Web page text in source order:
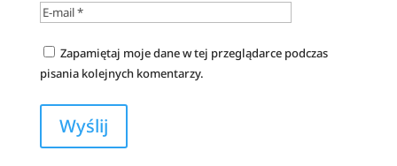
Zapamiętaj moje dane w tej przeglądarce podczas
pisania kolejnych komentarzy.